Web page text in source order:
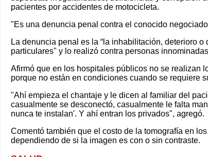
pacientes por accidentes de motocicleta.
"Es una denuncia penal contra el conocido
La denuncia penal es la “la inhabilitación, deterioro
particulares" y lo realizó contra personas
Afirmó que en los hospitales públicos no se realizan
porque no están en condiciones cuando se requiere
"Ahí empieza el chantaje y le dicen al familiar del
casualmente se desconectó, casualmente le falta
nunca te instalan'. Y ahí entran los privados", agregó.
Comentó también que el costo de la tomografía en
dependiendo de si la imagen es con o sin contraste.